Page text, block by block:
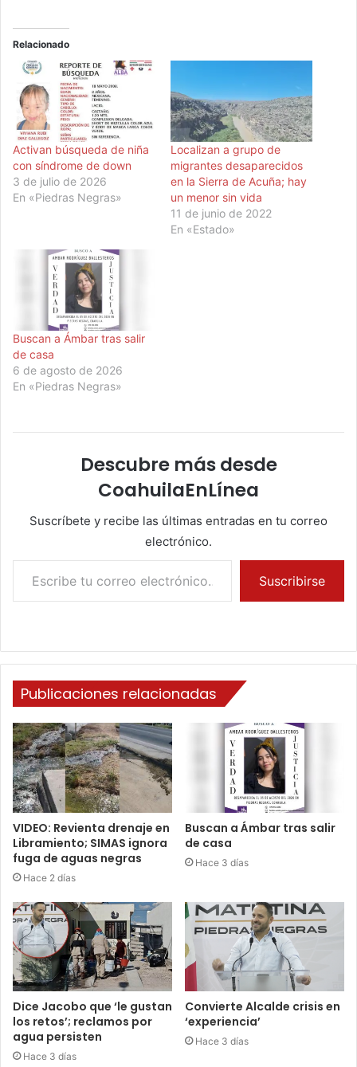
Relacionado
Activan búsqueda de niña
con síndrome de down
3 de julio de 2026
En «Piedras Negras»
Localizan a grupo de
migrantes desaparecidos
en la Sierra de Acuña; hay
un menor sin vida
11 de junio de 2022
En «Estado»
Buscan a Ámbar tras salir
de casa
6 de agosto de 2026
En «Piedras Negras»
Descubre más desde
CoahuilaEnLínea
Suscríbete y recibe las últimas entradas en tu correo
electrónico.
Escribe tu correo electrónico…
Suscribirse
Publicaciones relacionadas
VIDEO: Revienta drenaje en
Libramiento; SIMAS ignora
fuga de aguas negras
Hace 2 días
Buscan a Ámbar tras salir
de casa
Hace 3 días
Dice Jacobo que ‘le gustan
los retos’; reclamos por
agua persisten
Hace 3 días
Convierte Alcalde crisis en
‘experiencia’
Hace 3 días